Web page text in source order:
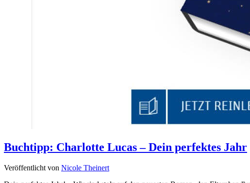
Buchtipp: Charlotte Lucas – Dein perfektes Jahr
Veröffentlicht von Nicole Theinert